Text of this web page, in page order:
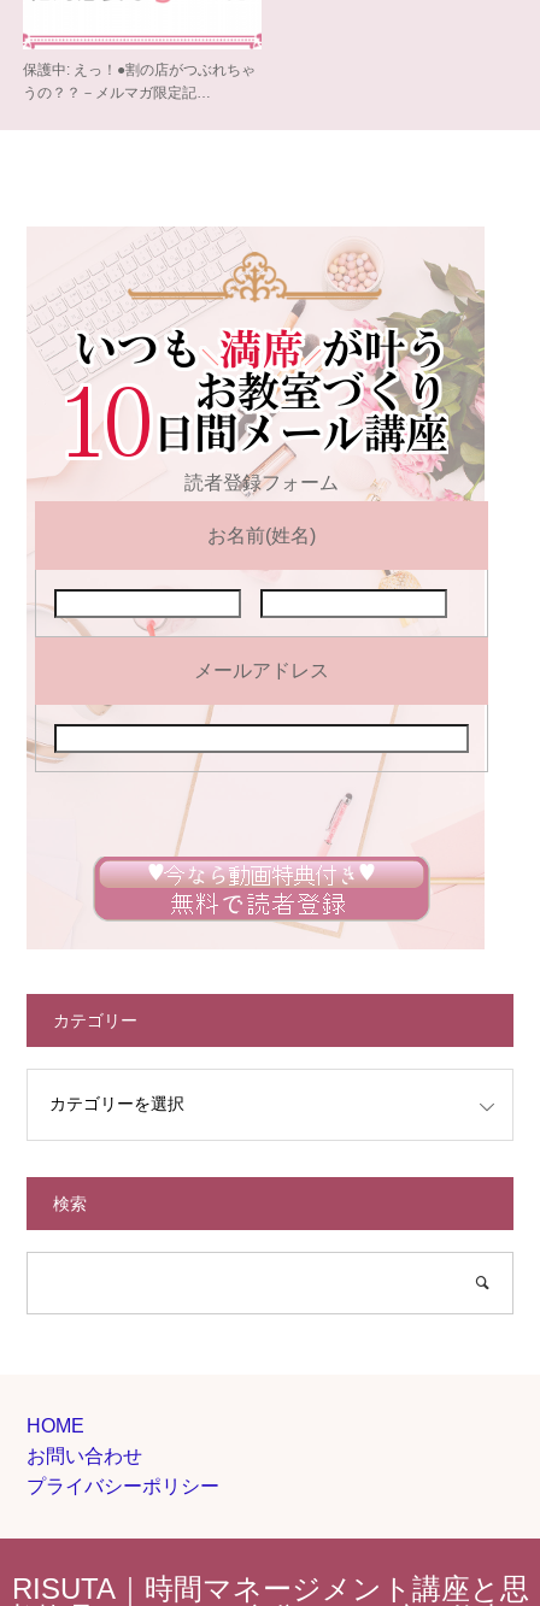
保護中: えっ！●割の店がつぶれちゃ
うの？？－メルマガ限定記…
読者登録フォーム
お名前(姓名)
メールアドレス
カテゴリー
検索
HOME
お問い合わせ
プライバシーポリシー
RISUTA｜時間マネージメント講座と思